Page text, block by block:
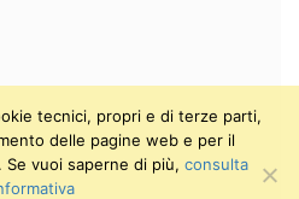
tecnici, propri e di terze parti,
delle pagine web e per il
vuoi saperne di più, consulta